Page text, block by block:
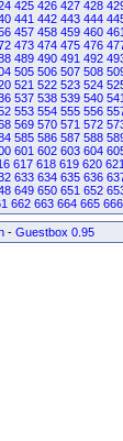
425 426 427 428
441 442 443 444
457 458 459 460 461
473 474 475 476
489 490 491 492
505 506 507 508
521 522 523 524
537 538 539 540 541
553 554 555 556
569 570 571 572
585 586 587 588
601 602 603 604
617 618 619 620 621
633 634 635 636
649 650 651 652
662 663 664 665 666
- Guestbox 0.95